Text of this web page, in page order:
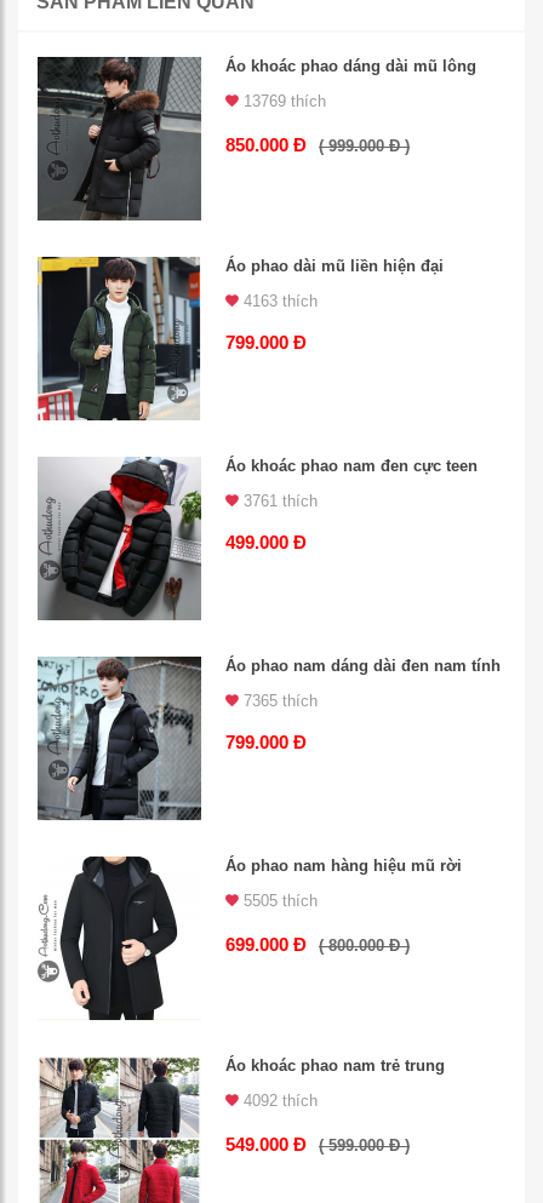
Áo khoác phao dáng dài mũ lông
13769 thích
850.000 Đ ( 999.000 Đ )
Áo phao dài mũ liền hiện đại
4163 thích
799.000 Đ
Áo khoác phao nam đen cực teen
3761 thích
499.000 Đ
Áo phao nam dáng dài đen nam tính
7365 thích
799.000 Đ
Áo phao nam hàng hiệu mũ rời
5505 thích
699.000 Đ ( 800.000 Đ )
Áo khoác phao nam trẻ trung
4092 thích
549.000 Đ ( 599.000 Đ )